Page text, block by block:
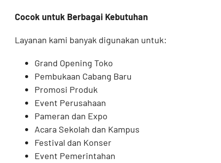
Cocok untuk Berbagai Kebutuhan
Layanan kami banyak digunakan untuk:
Grand Opening Toko
Pembukaan Cabang Baru
Promosi Produk
Event Perusahaan
Pameran dan Expo
Acara Sekolah dan Kampus
Festival dan Konser
Event Pemerintahan